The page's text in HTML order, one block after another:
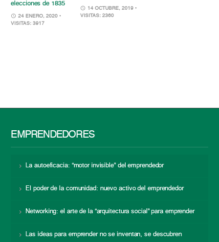
elecciones de 1835
24 ENERO, 2020 •
VISITAS: 3917
14 OCTUBRE, 2019 •
VISITAS: 2360
EMPRENDEDORES
La autoeficacia: “motor invisible” del emprendedor
El poder de la comunidad: nuevo activo del emprendedor
Networking: el arte de la “arquitectura social” para emprender
Las ideas para emprender no se inventan, se descubren